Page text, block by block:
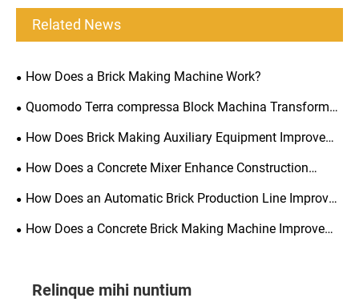
Related News
How Does a Brick Making Machine Work?
Quomodo Terra compressa Block Machina Transformat
Solum in Dura Aedificium obstruit?
How Does Brick Making Auxiliary Equipment Improve
Production Efficiency?
How Does a Concrete Mixer Enhance Construction
Efficiency?
How Does an Automatic Brick Production Line Improve
Efficiency?
How Does a Concrete Brick Making Machine Improve
Relinque mihi nuntium